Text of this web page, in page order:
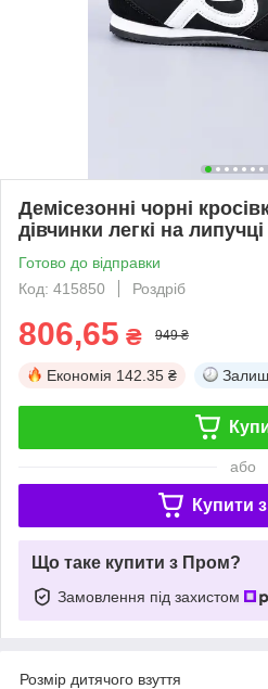
Демісезонні чорні
дівчинки легкі на
Готово до відправки
Код: 415850
Роздріб
806,65 ₴ 949 ₴
Економія 142.35 ₴
або
Купити з
Що таке купити з Пром?
Замовлення під захистом
Розмір дитячого взуття